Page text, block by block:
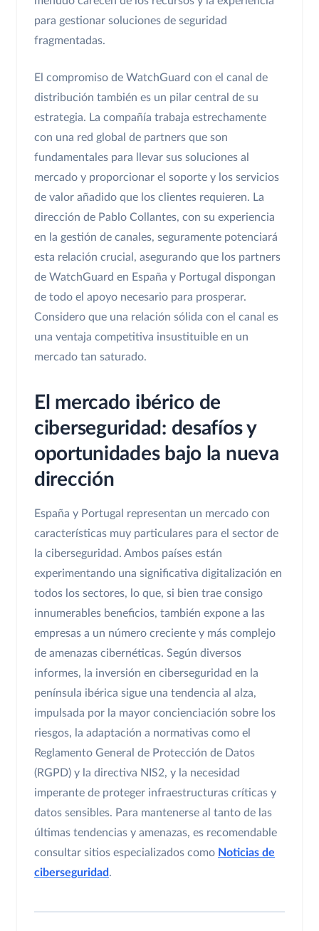
para gestionar soluciones de seguridad
fragmentadas.
El compromiso de WatchGuard con el canal de
distribución también es un pilar central de su
estrategia. La compañía trabaja estrechamente
con una red global de partners que son
fundamentales para llevar sus soluciones al
mercado y proporcionar el soporte y los servicios
de valor añadido que los clientes requieren. La
dirección de Pablo Collantes, con su experiencia
en la gestión de canales, seguramente potenciará
esta relación crucial, asegurando que los partners
de WatchGuard en España y Portugal dispongan
de todo el apoyo necesario para prosperar.
Considero que una relación sólida con el canal es
una ventaja competitiva insustituible en un
mercado tan saturado.
El mercado ibérico de
ciberseguridad: desafíos y
oportunidades bajo la nueva
dirección
España y Portugal representan un mercado con
características muy particulares para el sector de
la ciberseguridad. Ambos países están
experimentando una significativa digitalización en
todos los sectores, lo que, si bien trae consigo
innumerables beneficios, también expone a las
empresas a un número creciente y más complejo
de amenazas cibernéticas. Según diversos
informes, la inversión en ciberseguridad en la
península ibérica sigue una tendencia al alza,
impulsada por la mayor concienciación sobre los
riesgos, la adaptación a normativas como el
Reglamento General de Protección de Datos
(RGPD) y la directiva NIS2, y la necesidad
imperante de proteger infraestructuras críticas y
datos sensibles. Para mantenerse al tanto de las
últimas tendencias y amenazas, es recomendable
consultar sitios especializados como Noticias de
ciberseguridad .